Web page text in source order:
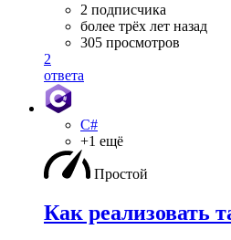
2 подписчика
более трёх лет назад
305 просмотров
2
ответа
C#
+1 ещё
Простой
Как реализовать